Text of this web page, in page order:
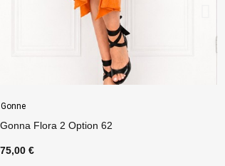
Abbigliamento Donna
Abito Sally Option 36
120,00 €